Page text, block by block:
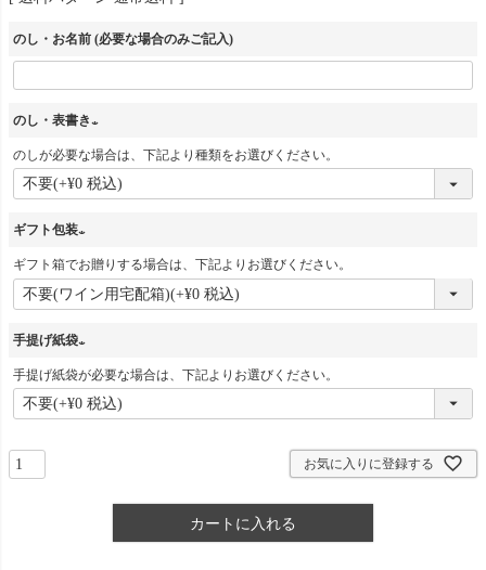
のし・お名前 (必要な場合のみご記入)
のし・表書き
(
必
のしが必要な場合は、下記より種類をお選びください。
ギフト包装
(
必
)
ギフト箱でお贈りする場合は、下記よりお選びください。
手提げ紙袋
(
必
手提げ紙袋が必要な場合は、下記よりお選びください。
お気に入りに登録する
カートに入れる